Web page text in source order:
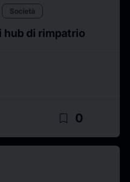
Società
hub di rimpatrio
bookmark_border 0